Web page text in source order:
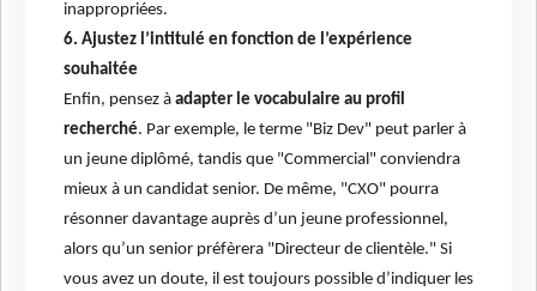
inappropriées.
6. Ajustez l’intitulé en fonction de l’expérience
souhaitée
Enfin, pensez à adapter le vocabulaire au profil
recherché. Par exemple, le terme "Biz Dev" peut parler à
un jeune diplômé, tandis que "Commercial" conviendra
mieux à un candidat senior. De même, "CXO" pourra
résonner davantage auprès d’un jeune professionnel,
alors qu’un senior préfèrera "Directeur de clientèle." Si
vous avez un doute, il est toujours possible d’indiquer les